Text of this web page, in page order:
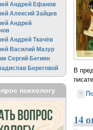
В
14
Андрей Ефанов
Алексий Зайцев
Андрей
Андрей Ткачёв
Василий Мазур
Сергий Бегиян
Береговой
психологу